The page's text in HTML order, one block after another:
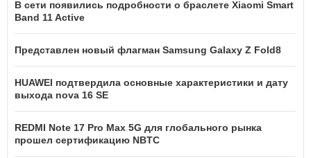
В сети появились подробности о браслете Xiaomi Smart
Band 11 Active
Представлен новый флагман Samsung Galaxy Z Fold8
HUAWEI подтвердила основные характеристики и дату
выхода nova 16 SE
REDMI Note 17 Pro Max 5G для глобального рынка
прошел сертификацию NBTC